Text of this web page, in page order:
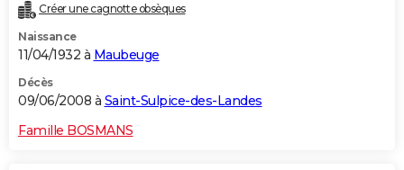
Créer une cagnotte obsèques
Naissance
11/04/1932 à Maubeuge
Décès
09/06/2008 à Saint-Sulpice-des-Landes
Famille BOSMANS